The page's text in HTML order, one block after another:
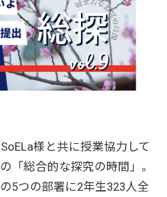
様と共に授業協力して
「総合的な探究の時間」。
5つの部署に2年生323人全